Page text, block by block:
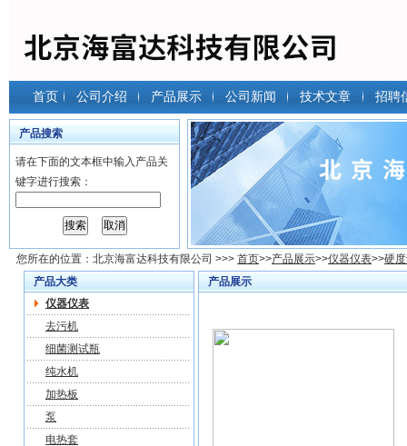
首页 公司介绍 产品展示 公司新闻 技术文章 招聘
产品搜索
请在下面的文本框中输入产品关
键字进行搜索：
您所在的位置： 北京海富达科技有限公司 >>> 首页>>产品展示>>仪器仪表>>硬
产品大类
仪器仪表
去污机
细菌测试瓶
纯水机
加热板
泵
电热套
产品展示